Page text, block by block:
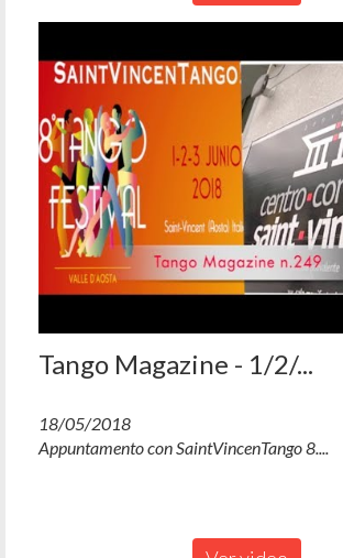
Tango Magazine - 1/2/...
18/05/2018
Appuntamento con SaintVincenTango 8....